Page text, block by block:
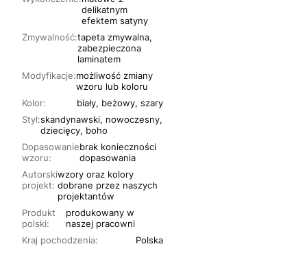
delikatnym
efektem satyny
Zmywalność:tapeta zmywalna,
zabezpieczona
laminatem
Modyfikacje:możliwość zmiany
wzoru lub koloru
Kolor:
biały, beżowy, szary
Dopasowanie
wzoru:
brak konieczności
dopasowania
Autorski
projekt:
wzory oraz kolory
dobrane przez naszych
projektantów
Produkt
polski:
produkowany w
naszej pracowni
Styl:skandynawski, nowoczesny,
dziecięcy, boho
Kraj pochodzenia: Polska